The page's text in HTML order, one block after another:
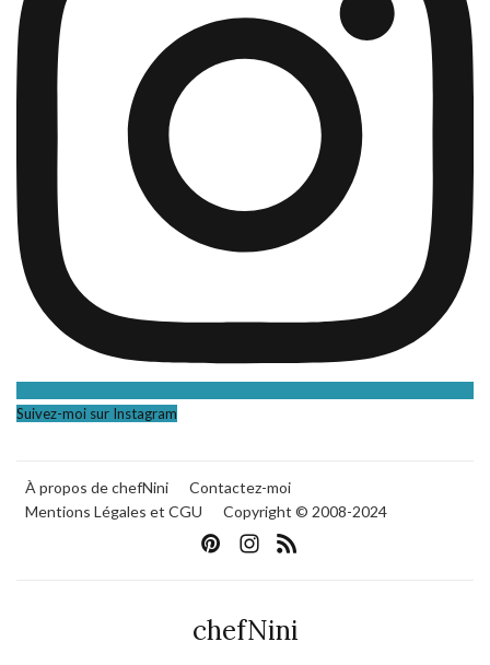
Suivez-moi sur Instagram
À propos de chefNini
Contactez-moi
Mentions Légales et CGU
Copyright © 2008-2024
chefNini